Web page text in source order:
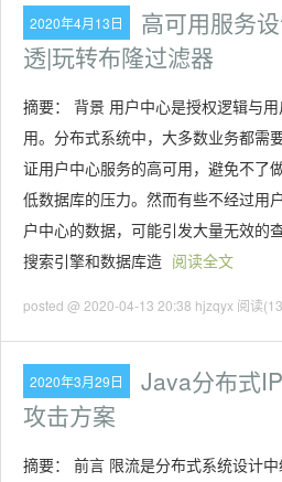
2020年4月13日
高可用服务
透|玩转布隆过滤器
摘要： 背景 用户中心是授权逻辑与
用。分布式系统中，大多数业务都需
证用户中心服务的高可用，避免不了
低数据库的压力。然而有些不经过用
户中心的数据，可能引发大量无效的
搜索引擎和数据库造 阅读全文
posted @ 2020-04-13 20:38 hjzqyx 阅读
2020年3月29日
Java分布式
攻击方案
摘要： 前言 限流是分布式系统设计